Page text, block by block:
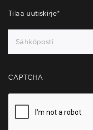
Tilaa uutiskirje*
CAPTCHA